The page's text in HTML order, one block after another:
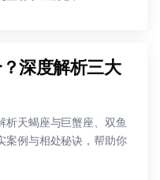
深度解析三大
析天蝎座与巨蟹座、双鱼
案例与相处秘诀，帮助你